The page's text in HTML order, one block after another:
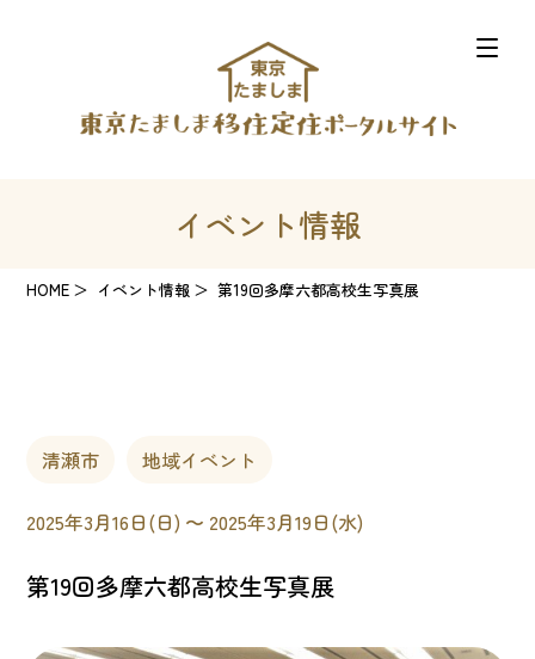
イベント情報
HOME イベント情報 第19回多摩六都高校生写真展
清瀬市 地域イベント
2025年3月16日(日) 〜 2025年3月19日(水)
第19回多摩六都高校生写真展